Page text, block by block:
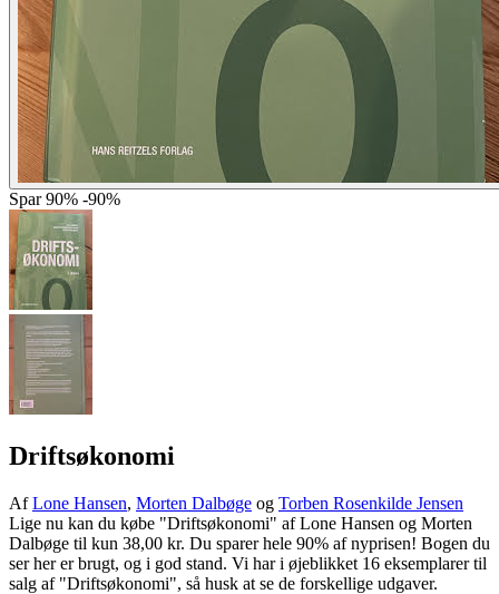
Spar 90% -90%
Driftsøkonomi
AfLone Hansen, Morten Dalbøge og Torben Rosenkilde Jensen
Lige nu kan du købe "Driftsøkonomi" af Lone Hansen og Morten
Dalbøge til kun 38,00 kr. Du sparer hele 90% af nyprisen! Bogen du
ser her er brugt, og i god stand. Vi har i øjeblikket 16 eksemplarer til
salg af "Driftsøkonomi", så husk at se de forskellige udgaver.